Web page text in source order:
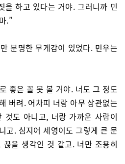
을 하고 있다는 거야. 그러니까 민
.”
분명한 무게감이 있었다. 민우는
좋은 꼴 못 볼 거야. 너도 그 정도
버려. 어차피 너랑 아무 상관없는
것도 아니고, 너랑 가까운 사람이
고. 심지어 세영이도 그렇게 큰 문
을 생각인 것 같고. 너만 조용히